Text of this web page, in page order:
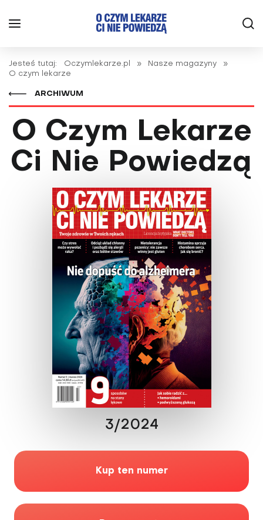
Jesteś tutaj: Oczymlekarze.pl » Nasze magazyny
»
O czym lekarze
ARCHIWUM
O Czym Lekarze
Ci Nie Powiedzą
3/2024
Kup ten numer